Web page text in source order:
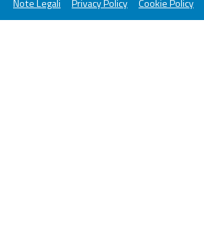
Note Legali Privacy Policy Cookie Policy